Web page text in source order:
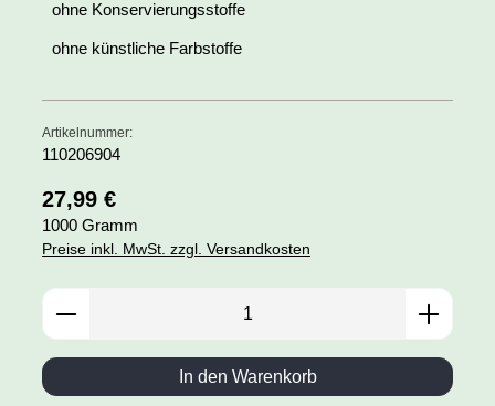
ohne Konservierungsstoffe
ohne künstliche Farbstoffe
Artikelnummer:
110206904
Regulärer Preis:
27,99 €
1000 Gramm
Preise inkl. MwSt. zzgl. Versandkosten
Produkt Anzahl: Gib den gewünschten Wert ein
In den Warenkorb